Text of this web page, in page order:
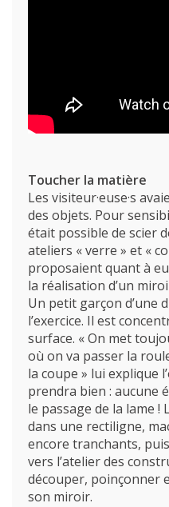
Toucher la matière
Les visiteur·euse·s
des objets. Pour
était possible de scier
ateliers « verre » et «
proposaient quant à
la réalisation d’un
Un petit garçon d’une
l’exercice. Il est
surface. « On met
où on va passer la
la coupe » lui explique
prendra bien : aucune
le passage de la lame
dans une rectiligne,
encore tranchants,
vers l’atelier des
découper, poinçonner
son miroir.